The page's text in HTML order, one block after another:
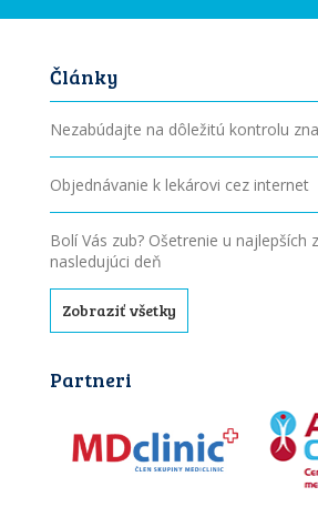
Články
Nezabúdajte na dôležitú kontrolu
Objednávanie k lekárovi cez internet
Bolí Vás zub? Ošetrenie u najlepších
nasledujúci deň
Zobraziť všetky
Partneri